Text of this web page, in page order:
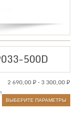
500D
2 690,00₽ – 3 300,00₽
ВЫБЕРИТЕ ПАРАМЕТРЫ